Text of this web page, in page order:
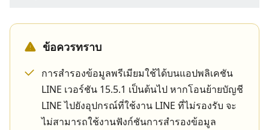
ข้อควรทราบ
การสำรองข้อมูลพรีเมียมใช้ได้บนแอปพลิเคชัน
LINE เวอร์ชัน 15.5.1 เป็นต้นไป หากโอนย้ายบัญชี
LINE ไปยังอุปกรณ์ที่ใช้งาน LINE ที่ไม่รองรับ จะ
ไม่สามารถใช้งานฟังก์ชันการสำรองข้อมูล